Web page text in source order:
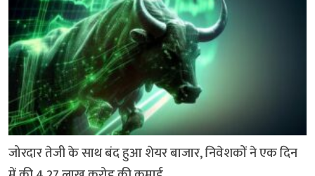
जोरदार तेजी के साथ बंद हुआ शेयर बाजार, निवेशकों ने एक दिन